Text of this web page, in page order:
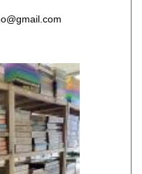
愛媛県
長崎県
大分県
児島県